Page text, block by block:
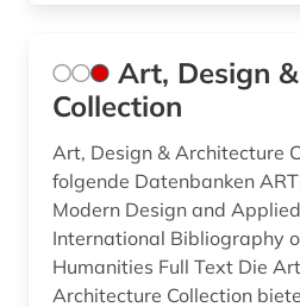
irland / literatur / irisch (1)
israel (1)
italien (3)
italienisch (1)
jazz (16)
Art, Design
Collection
Art, Design & Architecture
folgende Datenbanken ARTbibliographies
Modern Design and
International Bibliography
Humanities Full Text Die Art, Design &
Architecture Collection